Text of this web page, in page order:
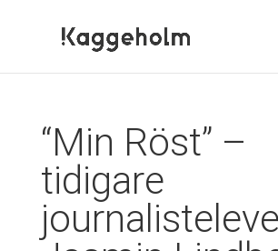
“Min Röst” –
tidigare